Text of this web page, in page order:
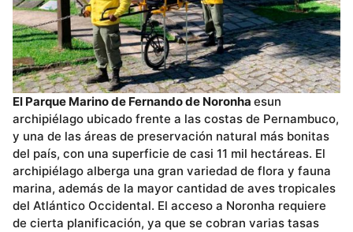
El Parque Marino de Fernando de Noronha esun
archipiélago ubicado frente a las costas de Pernambuco,
y una de las áreas de preservación natural más bonitas
del país, con una superficie de casi 11 mil hectáreas. El
archipiélago alberga una gran variedad de flora y fauna
marina, además de la mayor cantidad de aves tropicales
del Atlántico Occidental. El acceso a Noronha requiere
de cierta planificación, ya que se cobran varias tasas